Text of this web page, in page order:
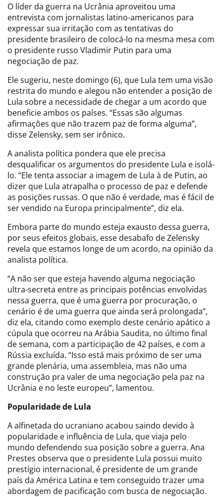
O líder da guerra na Ucrânia aproveitou uma
entrevista com jornalistas latino-americanos para
expressar sua irritação com as tentativas do
presidente brasileiro de colocá-lo na mesma mesa com
o presidente russo Vladimir Putin para uma
negociação de paz.
Ele sugeriu, neste domingo (6), que Lula tem uma visão
restrita do mundo e alegou não entender a posição de
Lula sobre a necessidade de chegar a um acordo que
beneficie ambos os países. “Essas são algumas
afirmações que não trazem paz de forma alguma”,
disse Zelensky, sem ser irônico.
A analista política pondera que ele precisa
desqualificar os argumentos do presidente Lula e isolá-
lo. “Ele tenta associar a imagem de Lula à de Putin, ao
dizer que Lula atrapalha o processo de paz e defende
as posições russas. O que não é verdade, mas é fácil de
ser vendido na Europa principalmente”, diz ela.
Embora parte do mundo esteja exausto dessa guerra,
por seus efeitos globais, esse desabafo de Zelensky
revela que estamos longe de um acordo, na opinião da
analista política.
“A não ser que esteja havendo alguma negociação
ultra-secreta entre as principais potências envolvidas
nessa guerra, que é uma guerra por procuração, o
cenário é de uma guerra que ainda será prolongada”,
diz ela, citando como exemplo deste cenário apático a
cúpula que ocorreu na Arábia Saudita, no último final
de semana, com a participação de 42 países, e com a
Rússia excluída. “Isso está mais próximo de ser uma
grande plenária, uma assembleia, mas não uma
construção pra valer de uma negociação pela paz na
Ucrânia e no leste europeu”, lamentou.
Popularidade de Lula
A alfinetada do ucraniano acabou saindo devido à
popularidade e influência de Lula, que viaja pelo
mundo defendendo sua posição sobre a guerra. Ana
Prestes observa que o presidente Lula possui muito
prestígio internacional, é presidente de um grande
país da América Latina e tem conseguido trazer uma
abordagem de pacificação com busca de negociação.